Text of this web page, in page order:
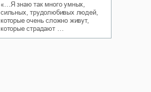
«…Я знаю так много умных,
сильных, трудолюбивых людей,
которые очень сложно живут,
которые страдают …